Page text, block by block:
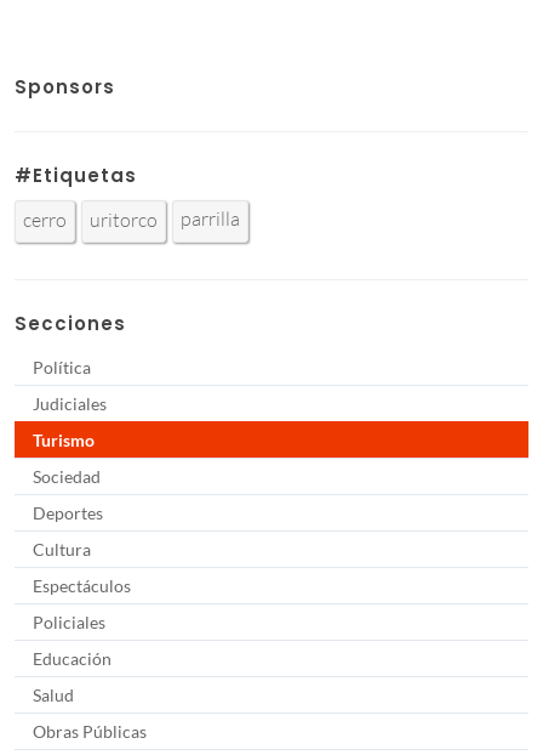
Sponsors
#Etiquetas
cerro uritorco parrilla
Secciones
Política
Judiciales
Turismo
Sociedad
Deportes
Cultura
Espectáculos
Policiales
Educación
Salud
Obras Públicas